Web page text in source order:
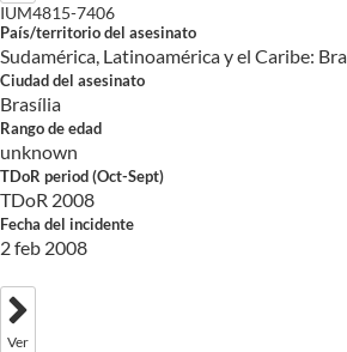
IUM4815-7406
País/territorio del asesinato
Sudamérica, Latinoamérica y el Caribe:
Ciudad del asesinato
Brasília
Rango de edad
unknown
TDoR period (Oct-Sept)
TDoR 2008
Fecha del incidente
2 feb 2008
Ver